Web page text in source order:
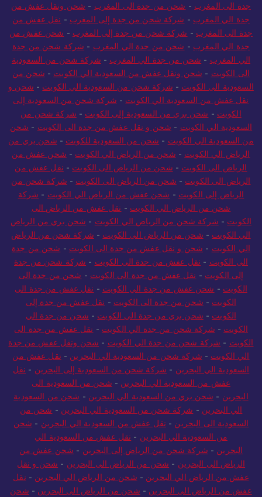
جدة الى المغرب - شحن من جدة الى المغرب - شحن ونقل عفش من
جدة الي المغرب - شركة شحن من جدة إلى المغرب - نقل عفش من
جدة الى المغرب - شركة شحن من جدة إلى المغرب - شحن عفش من
جدة الي المغرب - شحن من جدة الي المغرب - شركة شحن من جدة
الي المغرب - شحن من جدة الي المغرب - شركة شحن من السعودية
الى الكويت - شحن ونقل عفش من السعودية الي الكويت - شحن من
السعودية الى الكويت - شركة شحن من السعودية الي الكويت - شحن و
نقل عفش من السعودية الي الكويت - شركة شحن من السعودية إلى
الكويت - شحن بري من السعودية إلى الكويت - شركة شحن من
السعودية الي الكويت - شحن و نقل عفش من جدة الى الكويت - شحن
من السعودية الي الكويت - شحن من السعودية للكويت - شحن بري من
الرياض الي الكويت - شحن من الرياض الي الكويت - شحن عفش من
الرياض الى الكويت - شحن من الرياض الى الكويت - نقل عفش من
الرياض الى الكويت - شحن من الرياض الى الكويت - شركة شحن من
الرياض إلى الكويت - شحن عفش من الرياض الي الكويت - شركة
شحن من الرياض الي الكويت - نقل عفش من الرياض الى
الكويت - شركة شحن من الرياض الي الكويت - شحن بري من الرياض
الي الكويت - شحن من الرياض الى الكويت - شركة شحن من الرياض
الي الكويت - شحن و نقل عفش من جدة الى الكويت - شحن من جدة
الى الكويت - نقل عفش من جدة الى الكويت - شركة شحن من جدة
إلى الكويت - نقل عفش من جدة الى الكويت - شحن من جدة الى
الكويت - شحن عفش من جدة الي الكويت - نقل عفش من جدة الى
الكويت - شحن من جدة الى الكويت - نقل عفش من جدة إلى
الكويت - شحن بري من جدة الي الكويت - شحن من جدة الي
الكويت - شركة شحن من جدة الي الكويت - نقل عفش من جدة الى
الكويت - شركة شحن من جدة الي الكويت - شحن ونقل عفش من جدة
الي الكويت - شركة شحن من السعودية الي البحرين - نقل عفش من
السعودية الي البحرين - شركة شحن من السعودية إلى البحرين - نقل
عفش من السعودية الي البحرين - شحن من السعودية الى
البحرين - شحن بري من السعودية الي البحرين - شحن من السعودية
الي البحرين - شركة شحن من السعودية الي البحرين - شحن من
السعودية الى البحرين - نقل عفش من السعودية الي البحرين - شحن
من السعودية الي البحرين - نقل عفش من السعودية الي
البحرين - شركة شحن من الرياض إلى البحرين - شحن عفش من
الرياض الى البحرين - شحن من الرياض الى البحرين - شحن و نقل
عفش من الرياض الي البحرين - شحن من الرياض الي البحرين - نقل
عفش من الرياض الى البحرين - شحن من الرياض الى البحرين - شحن